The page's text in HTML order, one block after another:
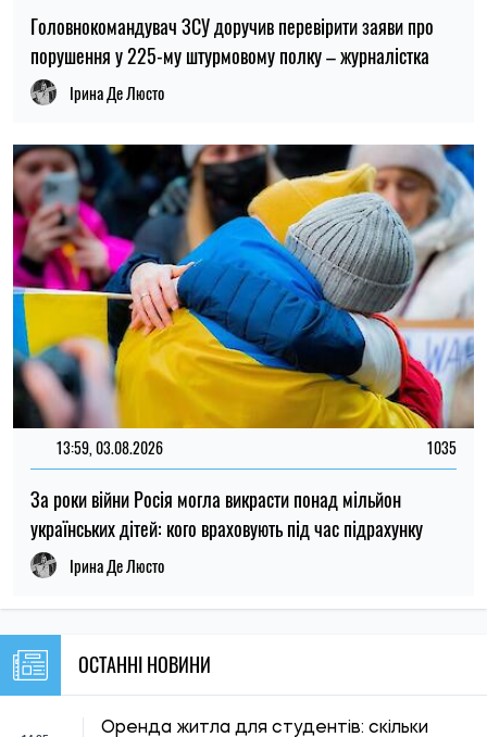
За роки війни Росія могла викрасти понад мільйон
українських дітей: кого враховують під час підрахунку
Ірина Де Люсто
ОСТАННІ НОВИНИ
14:35
07.08.26
Оренда житла для студентів: скільки
коштують квартири та кімнати в різних
містах України
13:59
07.08.26
Більшість українців виступають проти
передачі Донбасу Росії в обмін на
перемир’я та гарантії безпеки
07.08.26
доручення Кабміну
З початку року з України виїхало понад 7